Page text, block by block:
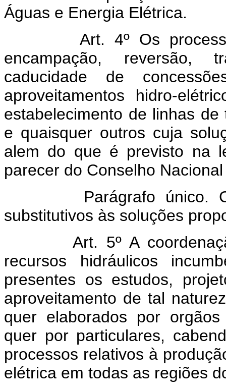
Águas e Energia Elétrica.
Art. 4º Os
encampação, reversão,
caducidade de
aproveitamentos hidro-
estabelecimento de linhas
e quaisquer outros cuja
alem do que é previsto na
parecer do Conselho
Parágrafo único.
substitutivos às soluções
Art. 5º A
recursos hidráulicos
presentes os estudos,
aproveitamento de tal
quer elaborados por
quer por particulares,
processos relativos à
elétrica em todas as regiões